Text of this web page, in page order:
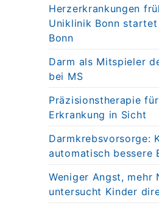
Herzerkrankungen
Uniklinik Bonn
Bonn
Darm als Mitspieler
bei MS
Präzisionstherapie
Erkrankung in Sicht
Darmkrebsvorsorge:
automatisch bessere
Weniger Angst, mehr
untersucht Kinder